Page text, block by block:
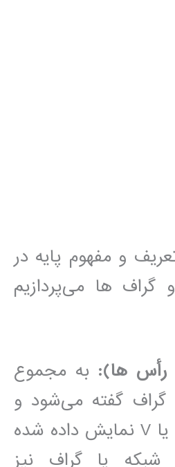
و مفهوم پایه در
گراف ها می‌پردازیم
رأس ها): به مجموع
گراف گفته می‌شود و
معمولا با حرف N یا V نمایش داده شده
شبکه یا گراف نیز